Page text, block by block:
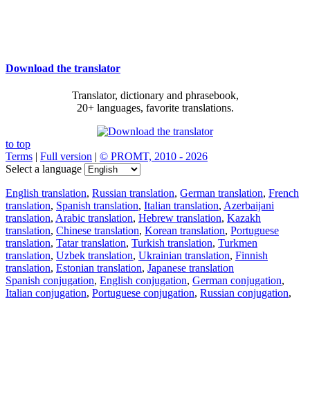
Download the translator
Translator, dictionary and phrasebook,
20+ languages, favorite translations.
to top
Terms | Full version | © PROMT, 2010 - 2026
Select a language
English translation, Russian translation, German translation, French
translation, Spanish translation, Italian translation, Azerbaijani
translation, Arabic translation, Hebrew translation, Kazakh
translation, Chinese translation, Korean translation, Portuguese
translation, Tatar translation, Turkish translation, Turkmen
translation, Uzbek translation, Ukrainian translation, Finnish
translation, Estonian translation, Japanese translation
Spanish conjugation, English conjugation, German conjugation,
Italian conjugation, Portuguese conjugation, Russian conjugation,